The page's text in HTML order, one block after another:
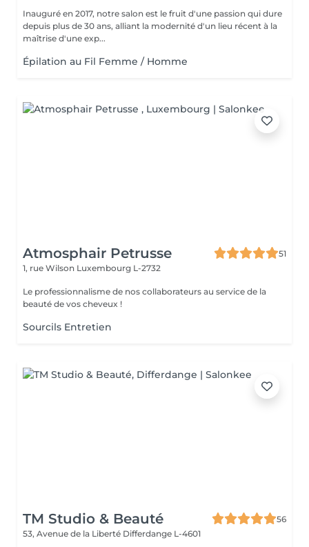
Inauguré en 2017, notre salon est le fruit d'une passion qui dure
depuis plus de 30 ans, alliant la modernité d'un lieu récent à la
maîtrise d'une exp...
Épilation au Fil Femme / Homme
Atmosphair Petrusse
51
1, rue Wilson Luxembourg L-2732
Le professionnalisme de nos collaborateurs au service de la
beauté de vos cheveux !
Sourcils Entretien
TM Studio & Beauté
56
53, Avenue de la Liberté Differdange L-4601